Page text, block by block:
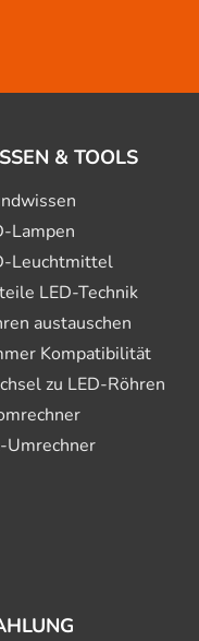
& TOOLS
Lampen
Leuchtmittel
LED-Technik
austauschen
Kompatibilität
zu LED-Röhren
Umrechner